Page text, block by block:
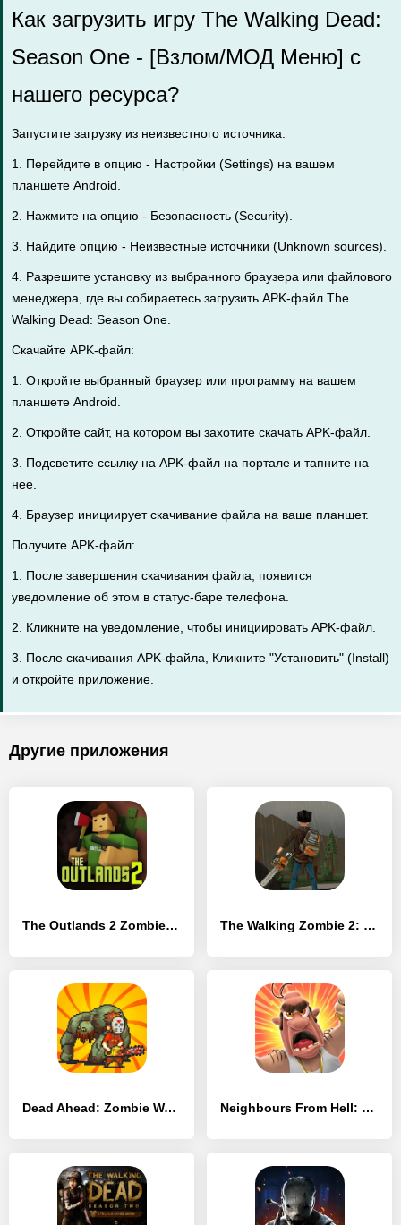
Как загрузить игру The Walking Dead:
Season One - [Взлом/МОД Меню] с
нашего ресурса?
Запустите загрузку из неизвестного источника:
1. Перейдите в опцию - Настройки (Settings) на вашем
планшете Android.
2. Нажмите на опцию - Безопасность (Security).
3. Найдите опцию - Неизвестные источники (Unknown sources).
4. Разрешите установку из выбранного браузера или файлового
менеджера, где вы собираетесь загрузить APK-файл The
Walking Dead: Season One.
Скачайте APK-файл:
1. Откройте выбранный браузер или программу на вашем
планшете Android.
2. Откройте сайт, на котором вы захотите скачать APK-файл.
3. Подсветите ссылку на APK-файл на портале и тапните на
нее.
4. Браузер инициирует скачивание файла на ваше планшет.
Получите APK-файл:
1. После завершения скачивания файла, появится
уведомление об этом в статус-баре телефона.
2. Кликните на уведомление, чтобы инициировать APK-файл.
3. После скачивания APK-файла, Кликните "Установить" (Install)
и откройте приложение.
Другие приложения
The Outlands 2 Zombie Survival - [Взлом/МОД Unlocked] The Walking Zombie 2: Shooter - [Взлом/МОД Много денег]
Dead Ahead: Zombie Warfare - [Взлом/МОД Много денег] Neighbours From Hell: Season 1 - [Взлом/МОД Меню]